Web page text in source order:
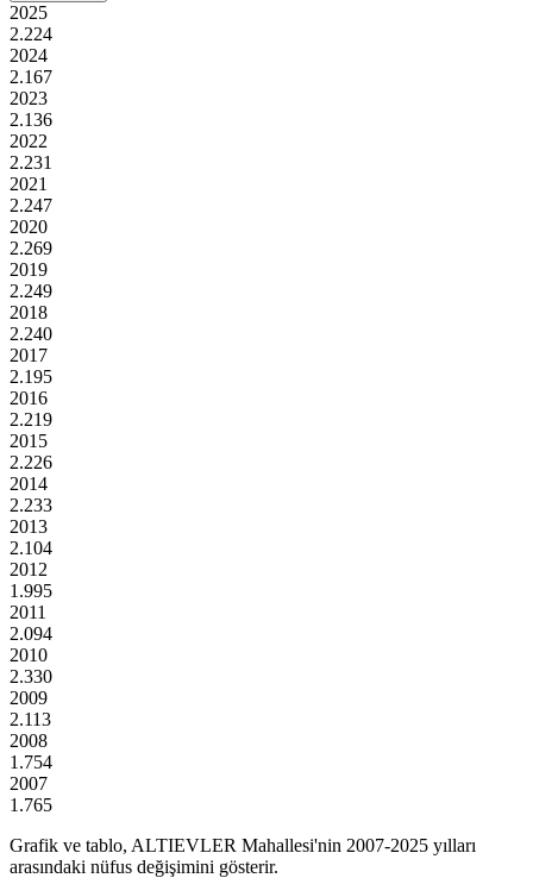
2025
2.224
2024
2.167
2023
2.136
2022
2.231
2021
2.247
2020
2.269
2019
2.249
2018
2.240
2017
2.195
2016
2.219
2015
2.226
2014
2.233
2013
2.104
2012
1.995
2011
2.094
2010
2.330
2009
2.113
2008
1.754
2007
1.765
Grafik ve tablo, ALTIEVLER Mahallesi'nin 2007-2025 yılları
arasındaki nüfus değişimini gösterir.